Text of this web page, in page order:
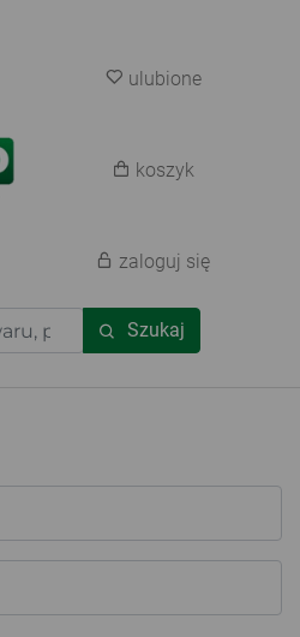
Szukaj
ulubione
koszyk
zaloguj się